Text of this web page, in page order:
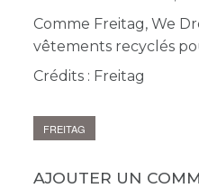
Comme Freitag, We
vêtements recyclés
Crédits : Freitag
FREITAG
AJOUTER UN